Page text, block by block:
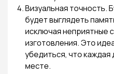
Визуальная точность.
будет выглядеть
исключая неприятные
изготовления. Это
убедиться, что каждая
месте.